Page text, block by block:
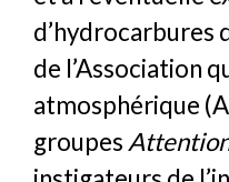
d’hydrocarbures
de l’Association
atmosphérique
groupes